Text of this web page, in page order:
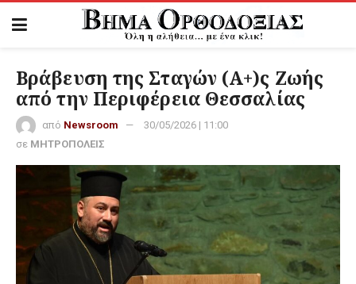
Βράβευση της Σταγών (Α+)ς Ζωής
από την Περιφέρεια Θεσσαλίας
από Newsroom
30/05/2026 | 11:00
σε ΜΗΤΡΟΠΟΛΕΙΣ